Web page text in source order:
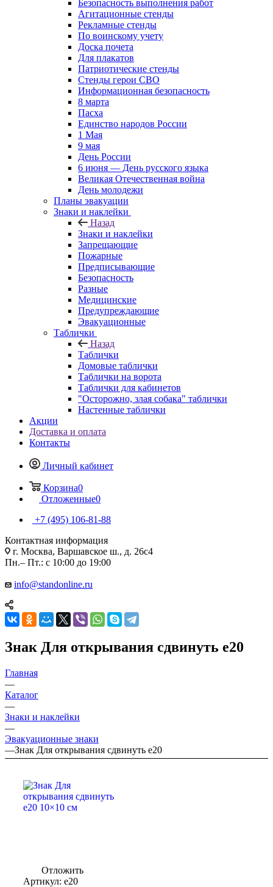
Безопасность выполнения работ
Агитационные стенды
Рекламные стенды
По воинскому учету
Доска почета
Для плакатов
Патриотические стенды
Стенды герои СВО
Информационная безопасность
8 марта
Пасха
Единство народов России
1 Мая
9 мая
День России
6 июня — День русского языка
Великая Отечественная война
День молодежи
Планы эвакуации
Знаки и наклейки
Назад
Знаки и наклейки
Запрещающие
Пожарные
Предписывающие
Безопасность
Разные
Медицинские
Предупреждающие
Эвакуационные
Таблички
Назад
Таблички
Домовые таблички
Таблички на ворота
Таблички для кабинетов
"Осторожно, злая собака" таблички
Настенные таблички
Акции
Доставка и оплата
Контакты
Личный кабинет
Корзина0
Отложенные0
+7 (495) 106-81-88
Контактная информация
г. Москва, Варшавское ш., д. 26с4
Пн.– Пт.: с 10:00 до 19:00
info@standonline.ru
Знак Для открывания сдвинуть e20
Главная
—
Каталог
—
Знаки и наклейки
—
Эвакуационные знаки
—Знак Для открывания сдвинуть e20
Отложить
Артикул: e20